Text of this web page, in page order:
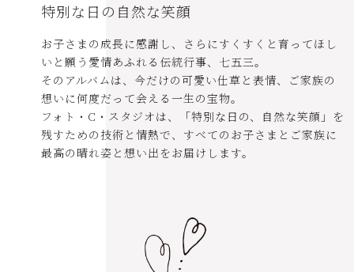
特別な日の自然な笑顔
お子さまの成長に感謝し、さらにすくすくと育ってほし
いと願う愛情あふれる伝統行事、七五三。
そのアルバムは、今だけの可愛い仕草と表情、ご家族の
想いに何度だって会える一生の宝物。
フォト・C・スタジオは、「特別な日の、自然な笑顔」を
残すための技術と情熱で、すべてのお子さまとご家族に
最高の晴れ姿と想い出をお届けします。